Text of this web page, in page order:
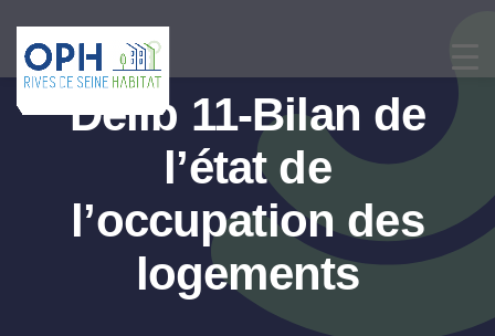
contenu
Délib 11-Bilan de
l’état de
l’occupation des
logements